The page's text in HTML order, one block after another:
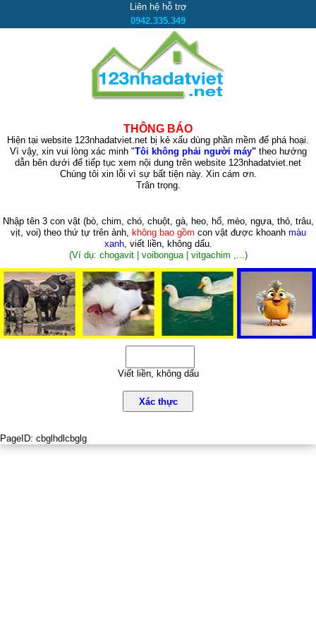
Liên hệ hỗ trợ
0942.335.349
THÔNG BÁO
Hiện tại website 123nhadatviet.net bị kẻ xấu dùng phần mềm để phá hoại.
Vì vậy, xin vui lòng xác minh "Tôi không phải người máy"theo hướng
dẫn bên dưới để tiếp tục xem nội dung trên website 123nhadatviet.net
Chúng tôi xin lỗi vì sự bất tiện này. Xin cám ơn.
Trân trọng.
Nhập tên 3 con vật (bò, chim, chó, chuột, gà, heo, hổ, mèo, ngựa, thỏ, trâu,
vịt, voi)theo thứ tự trên ảnh, không bao gồm con vật được khoanh màu
xanh, viết liền, không dấu.
(Ví dụ: chogavit | voibongua | vitgachim ,...)
Viết liền, không dấu
Xác thực
PageID: cbglhdlcbglg